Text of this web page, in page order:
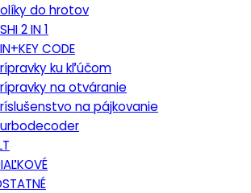
do hrotov
2 IN 1
CODE
ku kľúčom
na otváranie
na pájkovanie